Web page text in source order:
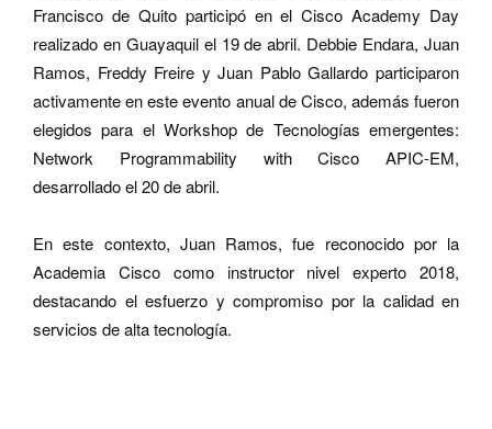
Francisco de Quito participó en el Cisco Academy Day
realizado en Guayaquil el 19 de abril. Debbie Endara, Juan
Ramos, Freddy Freire y Juan Pablo Gallardo participaron
activamente en este evento anual de Cisco, además fueron
elegidos para el Workshop de Tecnologías emergentes:
Network Programmability with Cisco APIC-EM,
desarrollado el 20 de abril.
En este contexto, Juan Ramos, fue reconocido por la
Academia Cisco como instructor nivel experto 2018,
destacando el esfuerzo y compromiso por la calidad en
servicios de alta tecnología.